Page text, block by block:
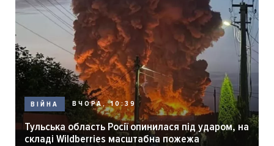
ВІЙНА ВЧОРА, 10:39
Тульська область Росії опинилася під ударом, на
складі Wildberries масштабна пожежа